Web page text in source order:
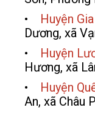
•
Huyện
Dương, xã
•
Huyện
Hương, xã
•
Huyện
An, xã Châu